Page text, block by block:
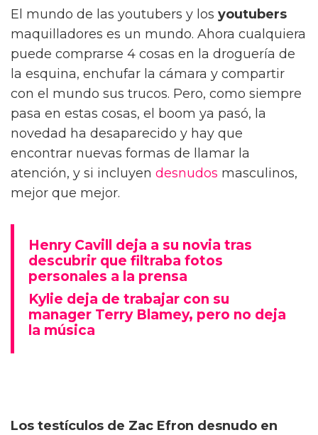
El mundo de las youtubers y los youtubers
maquilladores es un mundo. Ahora cualquiera
puede comprarse 4 cosas en la droguería de
la esquina, enchufar la cámara y compartir
con el mundo sus trucos. Pero, como siempre
pasa en estas cosas, el boom ya pasó, la
novedad ha desaparecido y hay que
encontrar nuevas formas de llamar la
atención, y si incluyen desnudos masculinos,
mejor que mejor.
Henry Cavill deja a su novia tras
descubrir que filtraba fotos
personales a la prensa
Kylie deja de trabajar con su
manager Terry Blamey, pero no deja
la música
Los testículos de Zac Efron desnudo en